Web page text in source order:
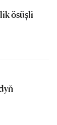
ösüşli